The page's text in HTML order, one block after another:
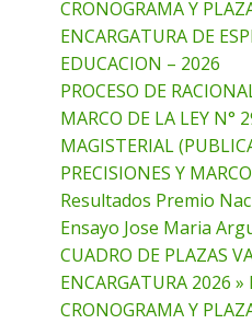
CRONOGRAMA Y
ENCARGATURA DE
EDUCACION – 2026
PROCESO DE
MARCO DE LA LEY N°
MAGISTERIAL
PRECISIONES Y
Resultados Premio
Ensayo Jose Maria
CUADRO DE PLAZAS
ENCARGATURA 2026 »
CRONOGRAMA Y